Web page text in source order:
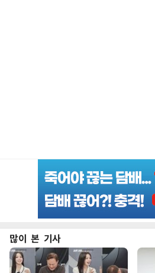
많이 본 기사